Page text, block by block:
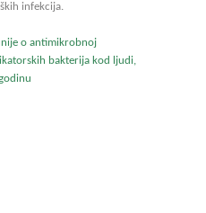
infekcija.
o antimikrobnoj
bakterija kod ljudi,